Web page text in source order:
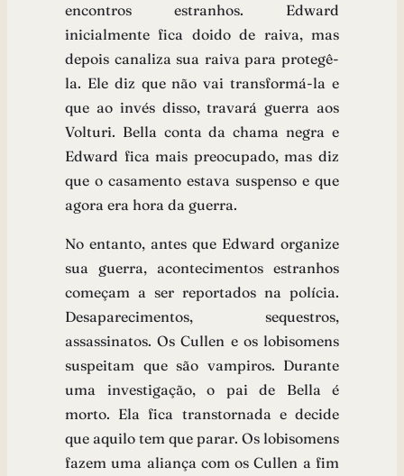
encontros estranhos. Edward
inicialmente fica doido de raiva, mas
depois canaliza sua raiva para protegê-
la. Ele diz que não vai transformá-la e
que ao invés disso, travará guerra aos
Volturi. Bella conta da chama negra e
Edward fica mais preocupado, mas diz
que o casamento estava suspenso e que
agora era hora da guerra.
No entanto, antes que Edward organize
sua guerra, acontecimentos estranhos
começam a ser reportados na polícia.
Desaparecimentos, sequestros,
assassinatos. Os Cullen e os lobisomens
suspeitam que são vampiros. Durante
uma investigação, o pai de Bella é
morto. Ela fica transtornada e decide
que aquilo tem que parar. Os lobisomens
fazem uma aliança com os Cullen a fim